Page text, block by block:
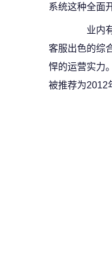
系统这种全面
业内有
客服出色的综
悍的运营实力
被推荐为2012